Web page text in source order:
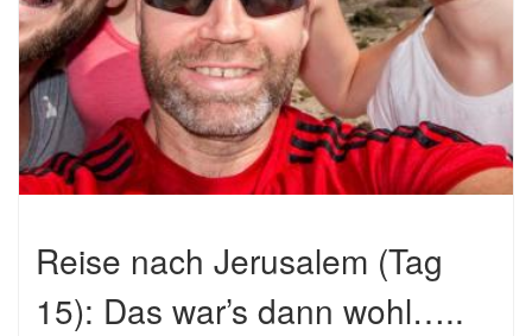
Reise nach Jerusalem (Tag
15): Das war’s dann wohl…..